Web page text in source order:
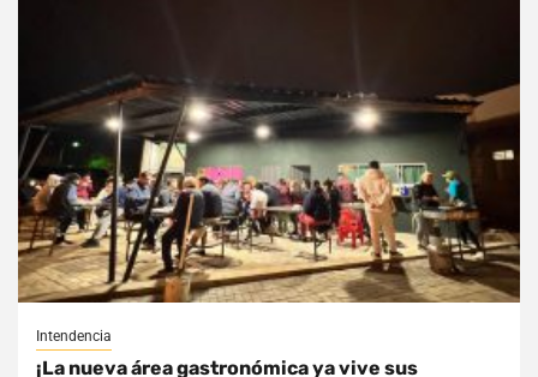
Intendencia
¡La nueva área gastronómica ya vive sus